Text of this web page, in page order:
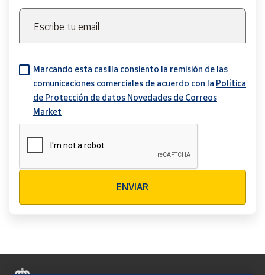
Escribe tu email
Marcando esta casilla consiento la remisión de las
comunicaciones comerciales de acuerdo con la Política
de Protección de datos Novedades de Correos
Market
ENVIAR